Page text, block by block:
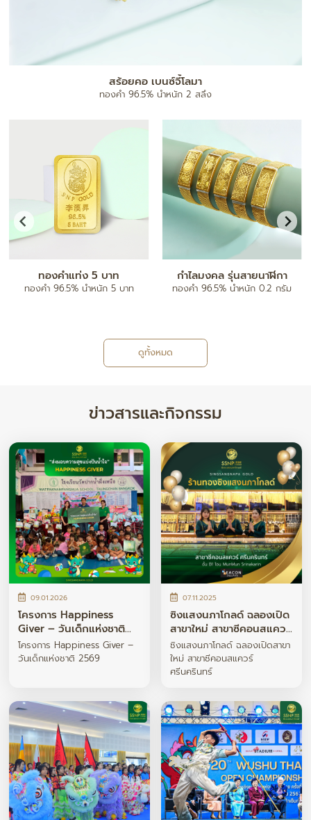
แผ่นทองมงคล
ทองคำ 96.5% น้ำหนัก 0.1 กรัม
จี้ตัวอักษร A-Z
ทองคำ 96.5% น้ำหนัก ครึ่งสลึง/ 1
กำไลข้อมือ
ทองคำ 80% ฝังเพชรแท้
ดูทั้งหมด
ข่าวสารและกิจกรรม
09.01.2026
โครงการ Happiness
Giver – วันเด็กแห่งชาติ
2569
โครงการ Happiness Giver –
วันเด็กแห่งชาติ 2569
07.11.2025
ซิงแสงนภาโกลด์ ฉลองเปิด
สาขาใหม่ สาขาซีคอนสแควร์
ศรีนครินทร์
ซิงแสงนภาโกลด์ ฉลองเปิดสาขา
ใหม่ สาขาซีคอนสแควร์
ศรีนครินทร์